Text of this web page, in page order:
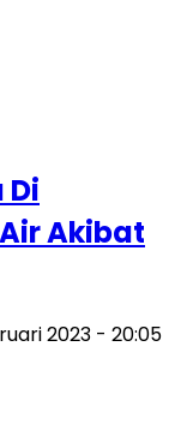
Di
Akibat
2023 - 20:05